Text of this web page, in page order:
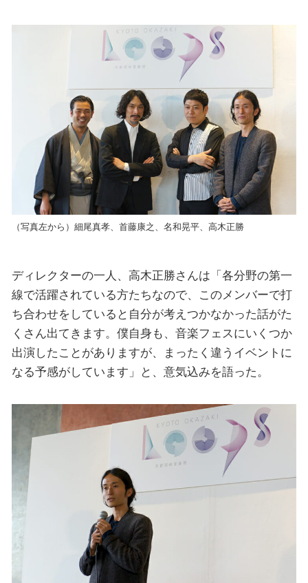
（写真左から）細尾真孝、首藤康之、名和晃平、高木正勝
ディレクターの一人、高木正勝さんは「各分野の第一
線で活躍されている方たちなので、このメンバーで打
ち合わせをしていると自分が考えつかなかった話がた
くさん出てきます。僕自身も、音楽フェスにいくつか
出演したことがありますが、まったく違うイベントに
なる予感がしています」と、意気込みを語った。